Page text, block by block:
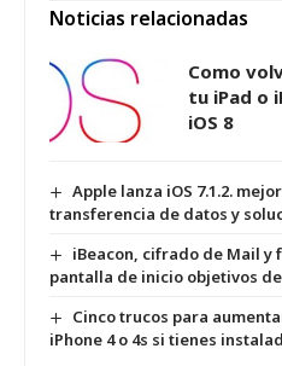
Noticias relacionadas
Como
tu iPad o
iOS 8
Apple lanza iOS 7.1.2.
transferencia de datos y
iBeacon, cifrado de Mail y
pantalla de inicio objetivos de
Cinco trucos para
iPhone 4 o 4s si tienes